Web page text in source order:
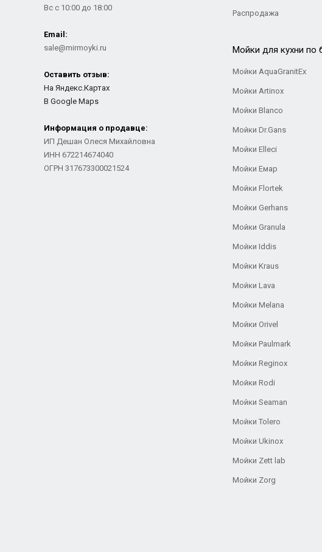
Вс с 10:00 до 18:00
Email:
sale@mirmoyki.ru
Оставить отзыв:
На Яндекс.Картах
В Google Maps
Информация о продавце:
ИП Дешан Олеся Михайловна
ИНН 672214674040
ОГРН 317673300021524
Распродажа
Мойки для кухни по
Мойки AquaGranitEx
Мойки Artinox
Мойки Blanco
Мойки Dr.Gans
Мойки Elleci
Мойки Емар
Мойки Flortek
Мойки Gerhans
Мойки Granula
Мойки Iddis
Мойки Kraus
Мойки Lava
Мойки Melana
Мойки Orivel
Мойки Paulmark
Мойки Reginox
Мойки Rodi
Мойки Seaman
Мойки Tolero
Мойки Ukinox
Мойки Zett lab
Мойки Zorg